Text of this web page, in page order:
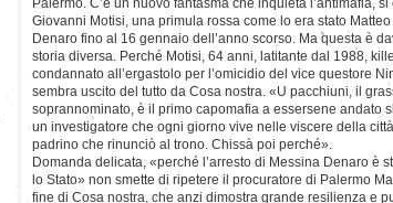
Palermo. C’è un nuovo fantasma che inquieta l’antimafia,
Giovanni Motisi, una primula rossa come lo era stato
Denaro fino al 16 gennaio dell’anno scorso. Ma questa è
storia diversa. Perché Motisi, 64 anni, latitante dal 1988,
condannato all’ergastolo per l’omicidio del vice questore
sembra uscito del tutto da Cosa nostra. «U pacchiuni, il
soprannominato, è il primo capomafia a essersene andato
un investigatore che ogni giorno vive nelle viscere della
padrino che rinunciò al trono. Chissà poi perché».
Domanda delicata, «perché l’arresto di Messina Denaro è
lo Stato» non smette di ripetere il procuratore di Palermo
fine di Cosa nostra, che anzi dimostra grande resilienza e